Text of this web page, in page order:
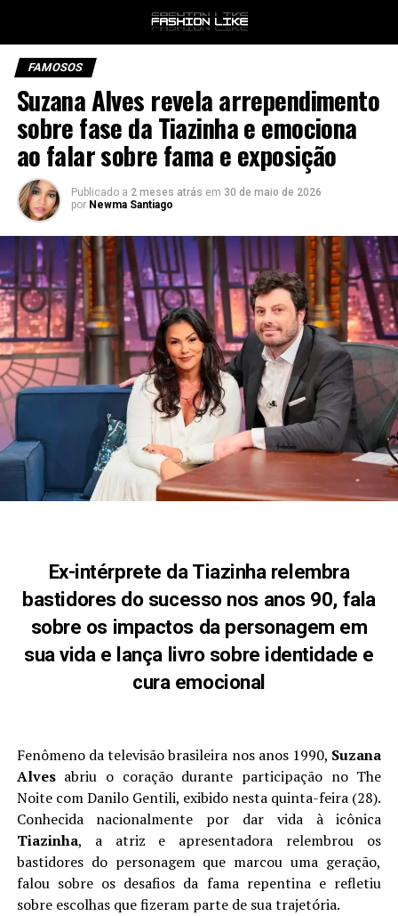
FAMOSOS
Suzana Alves revela arrependimento
sobre fase da Tiazinha e emociona
ao falar sobre fama e exposição
Publicado a 2 meses atrás em 30 de maio de 2026
por Newma Santiago
Ex-intérprete da Tiazinha relembra
bastidores do sucesso nos anos 90, fala
sobre os impactos da personagem em
sua vida e lança livro sobre identidade e
cura emocional
Fenômeno da televisão brasileira nos anos 1990, Suzana
Alvesabriu o coração durante participação no The
Noite com Danilo Gentili, exibido nesta quinta-feira (28).
Conhecida nacionalmente por dar vida à icônica
Tiazinha, a atriz e apresentadora relembrou os
bastidores do personagem que marcou uma geração,
falou sobre os desafios da fama repentina e refletiu
sobre escolhas que fizeram parte de sua trajetória.